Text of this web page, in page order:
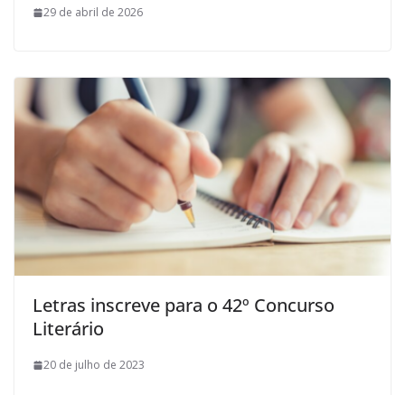
29 de abril de 2026
Letras inscreve para o 42º Concurso
Literário
20 de julho de 2023